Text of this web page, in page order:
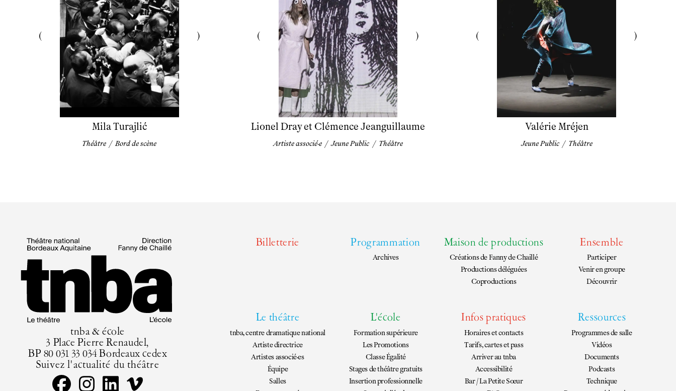
Mila Turajlić
Théâtre / Bord de scène
Lionel Dray et Clémence Jeanguillaume
Artiste associé·e / Jeune Public / Théâtre
Valérie Mréjen
Jeune Public / Théâtre
tnba & école
3 Place Pierre Renaudel,
BP 80 031 33 034 Bordeaux cedex
Suivez l'actualité du théâtre
Billetterie Programmation
Archives
Maison de productions
Créations deFanny de Chaillé
Productions déléguées
Coproductions
Ensemble
Participer
Venir en groupe
Découvrir
Le théâtre
tnba, centre dramatique national
Artiste directrice
Artistes associé·es
Équipe
Salles
L'école
Formation supérieure
Les Promotions
Classe Égalité
Stages de théâtre gratuits
Insertion professionnelle
Infos pratiques
Horaires et contacts
Tarifs, cartes et pass
Arriver au tnba
Accessibilité
Bar / La Petite Sœur
Ressources
Programmes de salle
Vidéos
Documents
Podcasts
Technique